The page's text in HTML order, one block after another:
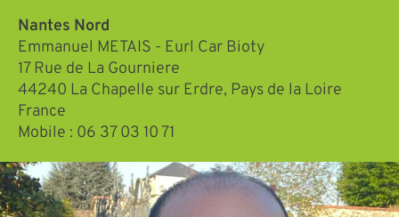
Nantes Nord
Emmanuel METAIS - Eurl Car Bioty
17 Rue de La Gourniere
44240 La Chapelle sur Erdre, Pays de la Loire
France
Mobile : 06 37 03 10 71